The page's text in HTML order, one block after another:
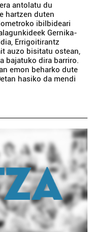
antolatu du
hartzen duten
ibilbideari
Gernika-
Errigoitirantz
auzo bisitatu ostean,
bajatuko dira barriro.
emon beharko dute
hasiko da mendi